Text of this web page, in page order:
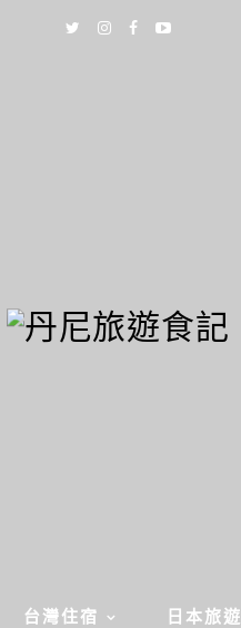
台灣住宿 日本旅遊